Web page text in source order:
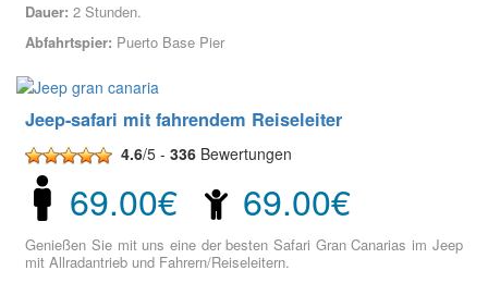
Dauer: 2 Stunden.
Abfahrtspier: Puerto Base Pier
Jeep-safari mit fahrendem Reiseleiter
4.6/5 -336 Bewertungen
69.00€ 69.00€
Genießen Sie mit uns eine der besten Safari Gran Canarias im Jeep
mit Allradantrieb und Fahrern/Reiseleitern.